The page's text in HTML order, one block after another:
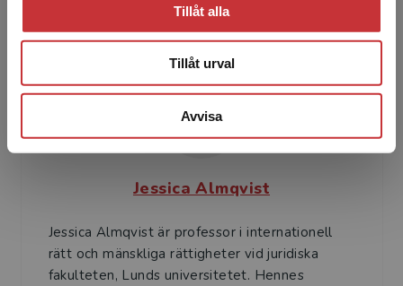
Tillåt alla
Tillåt urval
Avvisa
Jessica Almqvist
Jessica Almqvist är professor i internationell
rätt och mänskliga rättigheter vid juridiska
fakulteten, Lunds universitetet. Hennes